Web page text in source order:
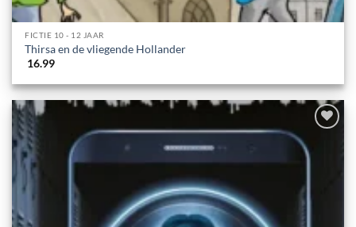
FICTIE 10 - 12 JAAR
Thirsa en de vliegende Hollander
16.99